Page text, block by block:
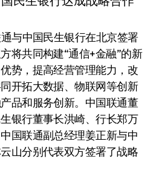
与中国民生银行在北京签署
将共同构建“通信+金融”的新
势，提高经营管理能力，改
开拓大数据、物联网等创新
品和服务创新。中国联通董
银行董事长洪崎、行长郑万
国联通副总经理姜正新与中
山分别代表双方签署了战略